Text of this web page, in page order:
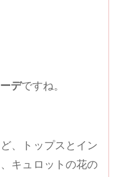
デですね。
、トップスとイン
キュロットの花の